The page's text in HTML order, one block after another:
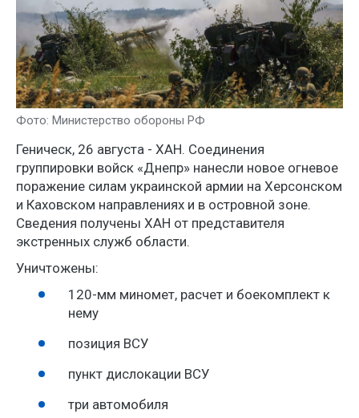
Фото: Министерство обороны РФ
Геническ, 26 августа - ХАН. Соединения
группировки войск «Днепр» нанесли новое огневое
поражение силам украинской армии на Херсонском
и Каховском направлениях и в островной зоне.
Сведения получены ХАН от представителя
экстренных служб области.
Уничтожены:
120-мм миномет, расчет и боекомплект к
нему
позиция ВСУ
пункт дислокации ВСУ
три автомобиля